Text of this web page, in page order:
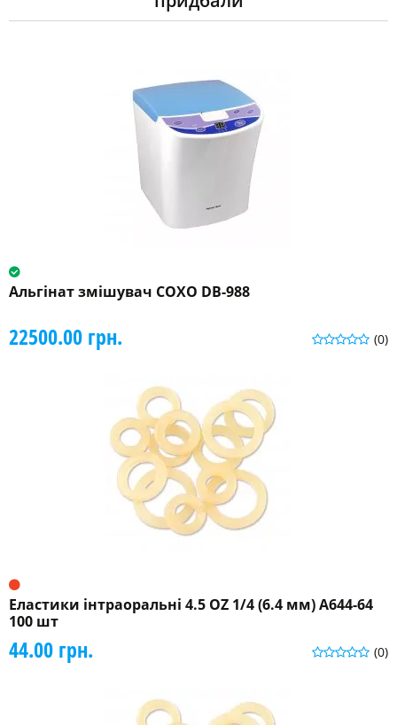
Альгінат змішувач COXO DB-988
(0)
22500.00 грн.
Еластики інтраоральні 4.5 OZ 1/4 (6.4 мм) A644-64
100 шт
(0)
44.00 грн.